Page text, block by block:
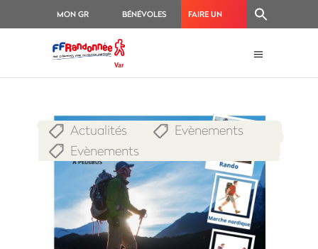
MON GR
®
BÉNÉVOLES FAIRE UN
Actualités Evènements
Evènements